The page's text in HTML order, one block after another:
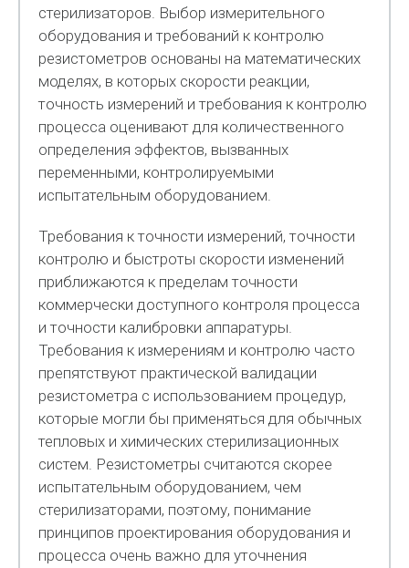
стерилизаторов. Выбор измерительного
оборудования и требований к контролю
резистометров основаны на математических
моделях, в которых скорости реакции,
точность измерений и требования к контролю
процесса оценивают для количественного
определения эффектов, вызванных
переменными, контролируемыми
испытательным оборудованием.
Требования к точности измерений, точности
контролю и быстроты скорости изменений
приближаются к пределам точности
коммерчески доступного контроля процесса
и точности калибровки аппаратуры.
Требования к измерениям и контролю часто
препятствуют практической валидации
резистометра с использованием процедур,
которые могли бы применяться для обычных
тепловых и химических стерилизационных
систем. Резистометры считаются скорее
испытательным оборудованием, чем
стерилизаторами, поэтому, понимание
принципов проектирования оборудования и
процесса очень важно для уточнения